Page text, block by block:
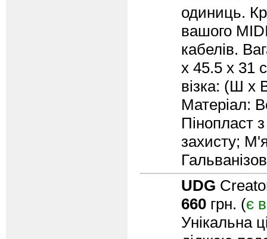
одиниць.
вашого
кабелів.
x 45.5 x 31
візка: (Ш х
Матеріал:
Пінопласт
захисту;
UDG
660 грн. (є
Унікальна